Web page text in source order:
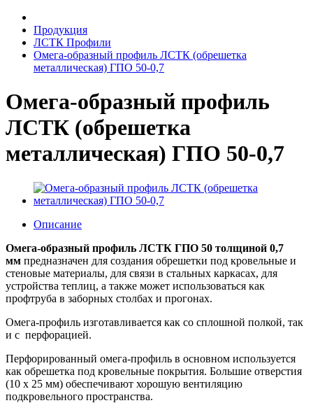
Продукция
ЛСТК Профили
Омега-образный профиль ЛСТК (обрешетка
металлическая) ГПО 50-0,7
Омега-образный профиль
ЛСТК (обрешетка
металлическая) ГПО 50-0,7
Описание
Омега-образный профиль ЛСТК ГПО 50 толщиной 0,7
мм предназначен для создания обрешетки под кровельные и
стеновые материалы, для связи в стальных каркасах, для
устройства теплиц, а также может использоваться как
профтруба в заборных столбах и прогонах.
Омега-профиль изготавливается как со сплошной полкой, так
и с перфорацией.
Перфорированный омега-профиль в основном используется
как обрешетка под кровельные покрытия. Большие отверстия
(10 х 25 мм) обеспечивают хорошую вентиляцию
подкровельного пространства.